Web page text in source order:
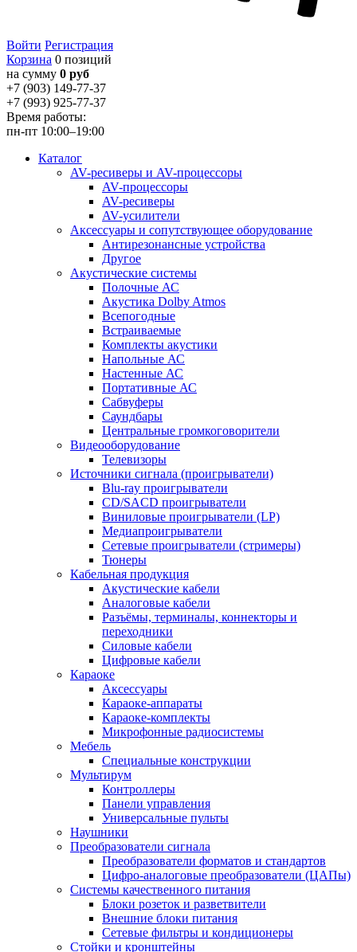
Войти Регистрация
Корзина 0 позиций
на сумму 0 руб
+7 (903) 149-77-37
+7 (993) 925-77-37
Время работы:
пн-пт 10:00–19:00
Каталог
AV-ресиверы и AV-процессоры
AV-процессоры
AV-ресиверы
AV-усилители
Аксессуары и сопутствующее оборудование
Антирезонансные устройства
Другое
Акустические системы
Полочные АС
Акустика Dolby Atmos
Всепогодные
Встраиваемые
Комплекты акустики
Напольные АС
Настенные АС
Портативные АС
Сабвуферы
Саундбары
Центральные громкоговорители
Видеооборудование
Телевизоры
Источники сигнала (проигрыватели)
Blu-ray проигрыватели
CD/SACD проигрыватели
Виниловые проигрыватели (LP)
Медиапроигрыватели
Сетевые проигрыватели (стримеры)
Тюнеры
Кабельная продукция
Акустические кабели
Аналоговые кабели
Разъёмы, терминалы, коннекторы и
переходники
Силовые кабели
Цифровые кабели
Караоке
Аксессуары
Караоке-аппараты
Караоке-комплекты
Микрофонные радиосистемы
Мебель
Специальные конструкции
Мультирум
Контроллеры
Панели управления
Универсальные пульты
Наушники
Преобразователи сигнала
Преобразователи форматов и стандартов
Цифро-аналоговые преобразователи (ЦАПы)
Системы качественного питания
Блоки розеток и разветвители
Внешние блоки питания
Сетевые фильтры и кондиционеры
Стойки и кронштейны